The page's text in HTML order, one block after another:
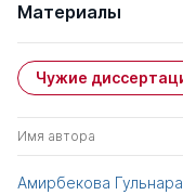
Материалы
Чужие
Имя автора
Амирбекова